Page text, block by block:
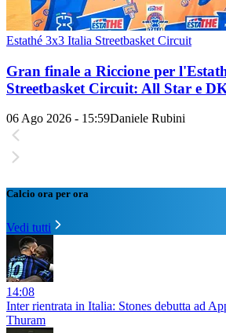
Estathé 3x3 Italia Streetbasket Circuit
Gran finale a Riccione per
Streetbasket Circuit: All Star e
06 Ago 2026 - 15:59Daniele Rubini
Calcio ora per ora
Vedi tutti
14:08
Inter rientrata in Italia: Stones debutta ad
Thuram